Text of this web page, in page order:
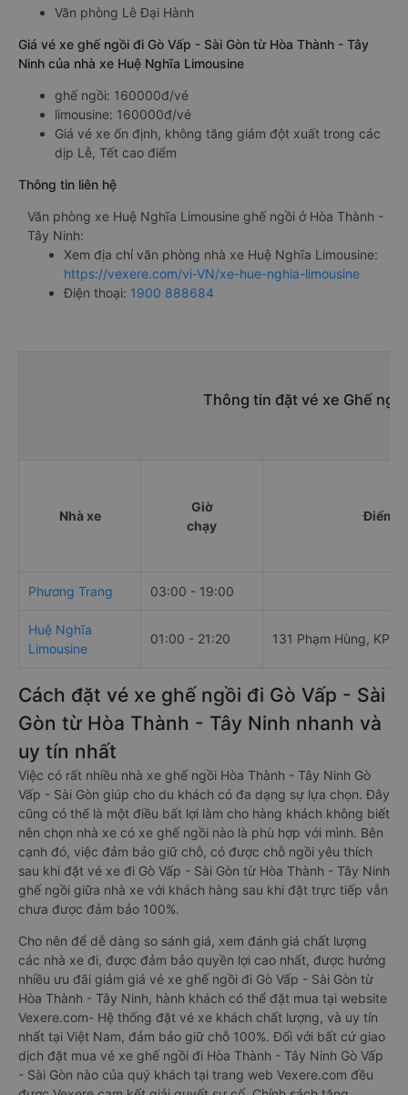
Văn phòng Lê Đại Hành
Giá vé xe ghế ngồi đi Gò Vấp - Sài Gòn từ Hòa Thành - Tây
Ninh của nhà xe Huệ Nghĩa Limousine
ghế ngồi: 160000đ/vé
limousine: 160000đ/vé
Giá vé xe ổn định, không tăng giảm đột xuất trong các
dịp Lễ, Tết cao điểm
Thông tin liên hệ
Văn phòng xe Huệ Nghĩa Limousine ghế ngồi ở Hòa Thành -
Tây Ninh:
Xem địa chỉ văn phòng nhà xe Huệ Nghĩa Limousine:
https://vexere.com/vi-VN/xe-hue-nghia-limousine
Điện thoại: 1900 888684
Thông tin đặt vé xe Ghế
Nhà xe
Giờ
chạy
Điểm
Phương Trang 03:00 - 19:00
Huệ Nghĩa
Limousine
01:00 - 21:20 131 Phạm Hùng, KP2
Cách đặt vé xe ghế ngồi đi Gò Vấp - Sài
Gòn từ Hòa Thành - Tây Ninh nhanh và
uy tín nhất
Việc có rất nhiều nhà xe ghế ngồi Hòa Thành - Tây Ninh Gò
Vấp - Sài Gòn giúp cho du khách có đa dạng sự lựa chọn. Đây
cũng có thể là một điều bất lợi làm cho hàng khách không biết
nên chọn nhà xe có xe ghế ngồi nào là phù hợp với mình. Bên
cạnh đó, việc đảm bảo giữ chỗ, có được chỗ ngồi yêu thích
sau khi đặt vé xe đi Gò Vấp - Sài Gòn từ Hòa Thành - Tây Ninh
ghế ngồi giữa nhà xe với khách hàng sau khi đặt trực tiếp vẫn
chưa được đảm bảo 100%.
Cho nên để dễ dàng so sánh giá, xem đánh giá chất lượng
các nhà xe đi, được đảm bảo quyền lợi cao nhất, được hưởng
nhiều ưu đãi giảm giá vé xe ghế ngồi đi Gò Vấp - Sài Gòn từ
Hòa Thành - Tây Ninh, hành khách có thể đặt mua tại website
Vexere.com- Hệ thống đặt vé xe khách chất lượng, và uy tín
nhất tại Việt Nam, đảm bảo giữ chỗ 100%. Đối với bất cứ giao
dịch đặt mua vé xe ghế ngồi đi Hòa Thành - Tây Ninh Gò Vấp
- Sài Gòn nào của quý khách tại trang web Vexere.com đều